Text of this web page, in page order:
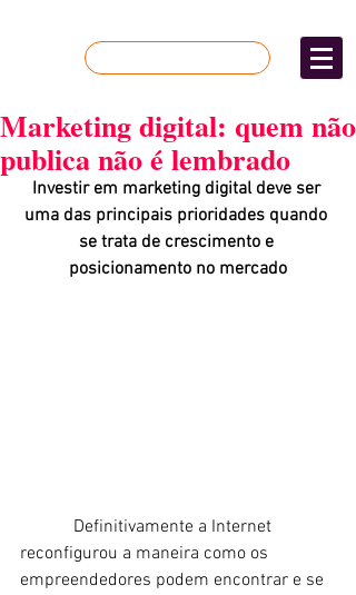
Marketing digital: quem não
publica não é lembrado
Investir em marketing digital deve ser
uma das principais prioridades quando
se trata de crescimento e
posicionamento no mercado
reconfigurou a maneira como os
empreendedores podem encontrar e se